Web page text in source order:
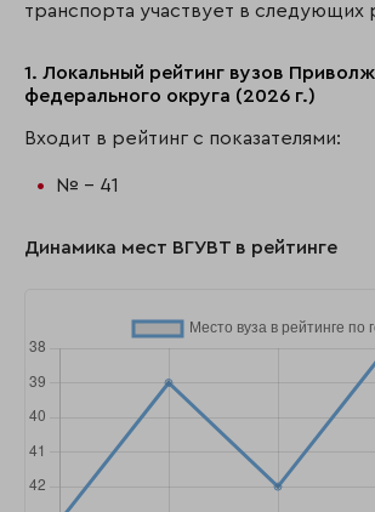
транспорта участвует в следующих
1. Локальный рейтинг вузов
федерального округа (2026 г.)
Входит в рейтинг с показателями:
№ - 41
Динамика мест ВГУВТ в рейтинге